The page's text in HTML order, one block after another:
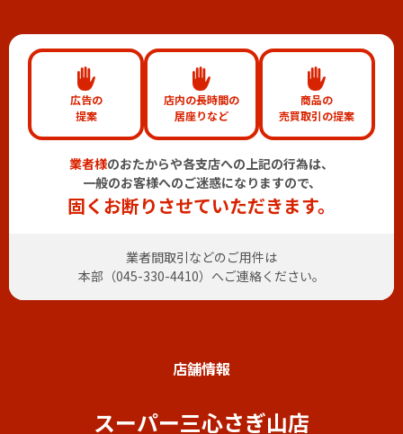
広告の
提案
店内の長時間の
居座りなど
商品の
売買取引の提案
業者様のおたからや各支店への上記の行為は、
一般のお客様へのご迷惑になりますので、
固くお断りさせていただきます。
業者間取引などのご用件は
本部（045-330-4410）へご連絡ください。
店舗情報
スーパー三心さぎ山店